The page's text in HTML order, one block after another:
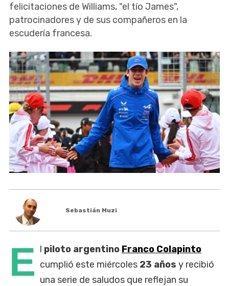
felicitaciones de Williams, "el tío James",
patrocinadores y de sus compañeros en la
escudería francesa.
Sebastián Muzi
E l piloto argentino Franco Colapinto
cumplió este miércoles 23 años y recibió
una serie de saludos que reflejan su